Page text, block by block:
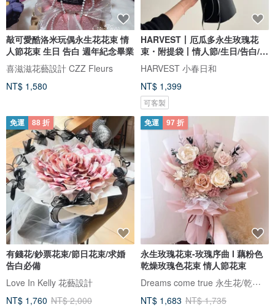
敲可愛酷洛米玩偶永生花花束 情
人節花束 生日 告白 週年紀念畢業
喜滋滋花藝設計 CZZ Fleurs
NT$ 1,580
HARVEST丨厄瓜多永生玫瑰花
束・附提袋丨情人節/生日/告白/黑
色
HARVEST 小春日和
NT$ 1,399
可客製
免運 88 折
有錢花/鈔票花束/節日花束/求婚
告白必備
Love In Kelly 花藝設計
NT$ 1,760 NT$ 2,000
免運 97 折
永生玫瑰花束-玫瑰序曲 l 藕粉色
乾燥玫瑰色花束 情人節花束
Dreams come true 永生花/乾燥花
NT$ 1,683 NT$ 1,735